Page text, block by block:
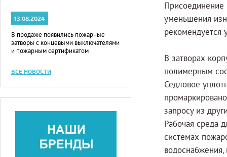
Присоединение
уменьшения
рекомендуется
В затворах
полимерным
Седловое
запросу из
Рабочая среда
системах
водоснабжения,
13.08.2024
В продаже появились пожарные
затворы с концевыми выключателями
и пожарным сертификатом
ВСЕ НОВОСТИ